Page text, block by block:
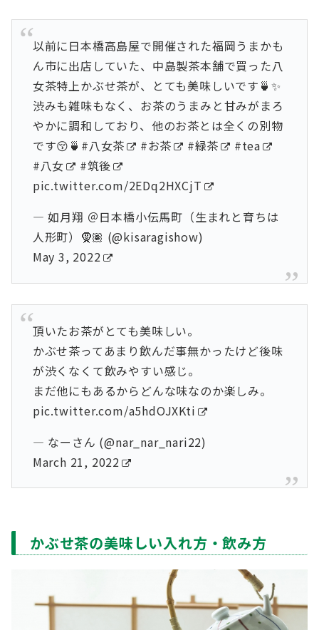
以前に日本橋高島屋で開催された福岡うまかも
ん市に出店していた、中島製茶本舗で買った八
女茶特上かぶせ茶が、とても美味しいです🍵✨
渋みも雑味もなく、お茶のうまみと甘みがまろ
やかに調和しており、他のお茶とは全くの別物
です😚🍵 #八女茶 #お茶 #緑茶
#tea
#八女
#筑後
pic.twitter.com/2EDq2HXCjT
— 如月翔 ＠日本橋小伝馬町（生まれと育ちは
人形町）🧕🏽 (@kisaragishow)
May 3, 2022
頂いたお茶がとても美味しい。
かぶせ茶ってあまり飲んだ事無かったけど後味
が渋くなくて飲みやすい感じ。
まだ他にもあるからどんな味なのか楽しみ。
pic.twitter.com/a5hdOJXKti
— なーさん (@nar_nar_nari22)
March 21, 2022
かぶせ茶の美味しい入れ方・飲み方